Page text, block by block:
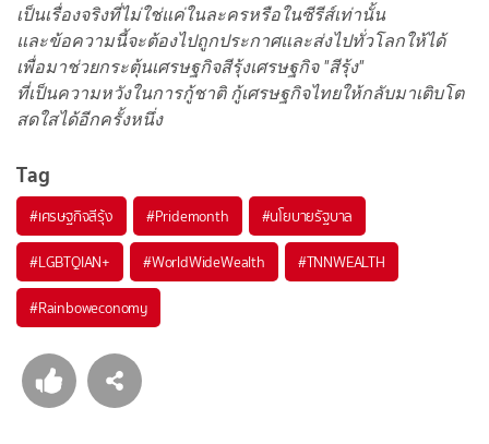
เป็นเรื่องจริงที่ไม่ใช่แค่ในละครหรือในซีรีส์เท่านั้น
และข้อความนี้จะต้องไปถูกประกาศและส่งไปทั่วโลกให้ได้
เพื่อมาช่วยกระตุ้นเศรษฐกิจสีรุ้งเศรษฐกิจ "สีรุ้ง"
ที่เป็นความหวังในการกู้ชาติ กู้เศรษฐกิจไทยให้กลับมาเติบโต
สดใสได้อีกครั้งหนึ่ง
Tag
#เศรษฐกิจสีรุ้ง #Pridemonth #นโยบายรัฐบาล
#LGBTQIAN+ #WorldWideWealth #TNNWEALTH
#Rainboweconomy